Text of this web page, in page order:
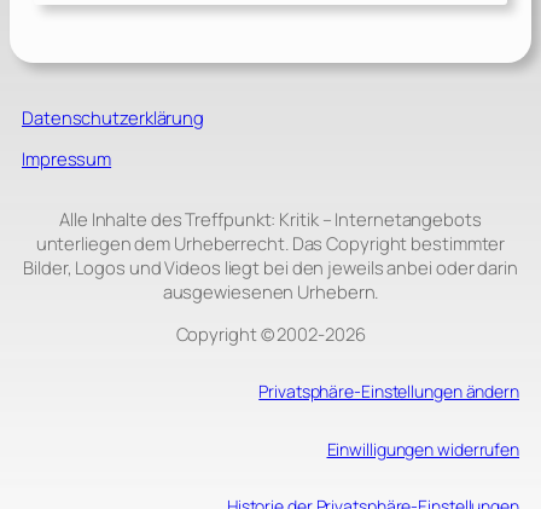
Datenschutzerklärung
Impressum
Alle Inhalte des Treffpunkt: Kritik – Internetangebots
unterliegen dem Urheberrecht. Das Copyright bestimmter
Bilder, Logos und Videos liegt bei den jeweils anbei oder darin
ausgewiesenen Urhebern.
Copyright © 2002‑2026
Privatsphäre-Einstellungen ändern
Einwilligungen widerrufen